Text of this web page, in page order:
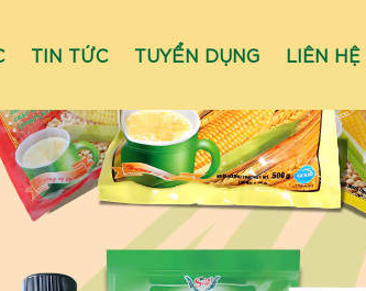
TIN TỨC TUYỂN DỤNG LIÊN HỆ